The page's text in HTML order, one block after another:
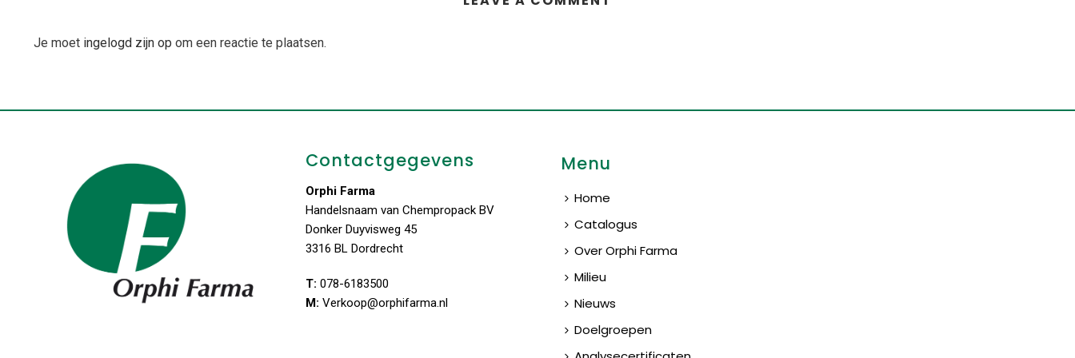
Je moet ingelogd zijn op om een reactie te plaatsen.
Contactgegevens
Orphi Farma
Handelsnaam van Chempropack BV
Donker Duyvisweg 45
3316 BL Dordrecht
T: 078-6183500
M: Verkoop@orphifarma.nl
Menu
Home
Catalogus
Over Orphi Farma
Milieu
Nieuws
Doelgroepen